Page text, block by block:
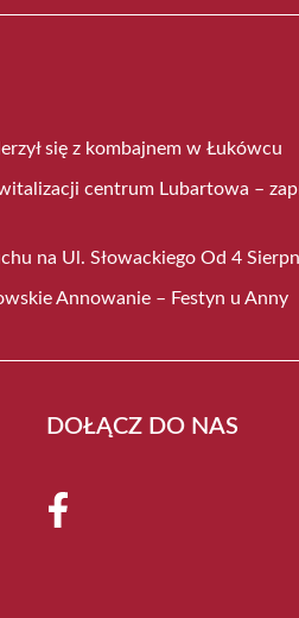
się z kombajnem w Łukówcu
centrum Lubartowa –
na Ul. Słowackiego Od 4
Annowanie – Festyn u Anny
DOŁĄCZ DO NAS